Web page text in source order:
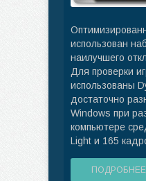
использован
наилучшего
Для проверки
использованы
достаточно
Windows при
компьютере
Light и 165
ПОДРОБНЕЕ